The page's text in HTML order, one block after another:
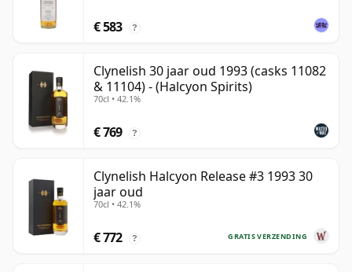
€ 583 ?
Clynelish 30 jaar oud 1993 (casks 11082
& 11104) - (Halcyon Spirits)
70cl • 42.1%
€ 769 ?
Clynelish Halcyon Release #3 1993 30
jaar oud
70cl • 42.1%
GRATIS VERZENDING
€ 772 ?